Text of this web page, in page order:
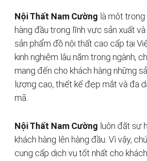
Nội Thất Nam Cường là một
hàng đầu trong lĩnh vực sản xuất
sản phẩm đồ nội thất cao cấp tại
kinh nghiệm lâu năm trong ngành,
mang đến cho khách hàng những
lượng cao, thiết kế đẹp mắt và đa
mã.
Nội Thất Nam Cường luôn đặt sự
khách hàng lên hàng đầu. Vì vậy,
cung cấp dịch vụ tốt nhất cho